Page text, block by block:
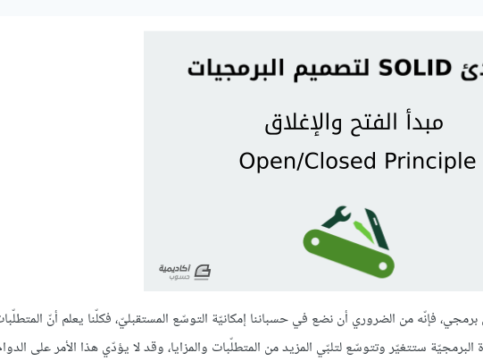
فإنّه من الضروري أن نضع في حسباننا إمكانيّة التوسّع المستقبليّ، فكلّنا يعلم أنّ
البرمجيّة ستتغيّر وتتوسّع لتلبّي المزيد من المتطلّبات والمزايا، وقد لا يؤدّي هذا الأمر على